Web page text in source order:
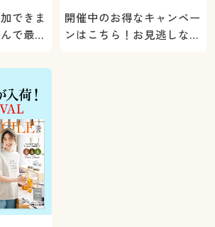
できま
で最大
開催中のお得なキャンペー
ンはこちら！お見逃しな